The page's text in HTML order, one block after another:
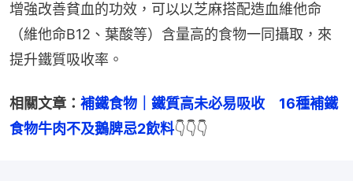
增強改善貧血的功效，可以以芝麻搭配造血維他命
（維他命B12、葉酸等）含量高的食物一同攝取，來
提升鐵質吸收率。
相關文章： 補鐵食物｜鐵質高未必易吸收　16種補鐵
食物牛肉不及鵝脾忌2飲料👇👇👇